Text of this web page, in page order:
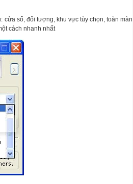
sổ, đối tượng, khu vực tùy chọn, toàn màn
cách nhanh nhất